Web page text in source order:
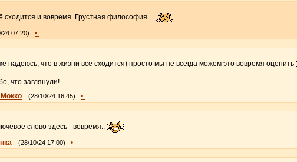
сходится и вовремя. Грустная философия. ..
24 07:20) •
надеюсь, что в жизни все сходится) просто мы не всегда можем это вовремя оценить
что заглянули!
(28/10/24 16:45) •
слово здесь - вовремя..
(28/10/24 17:00) •